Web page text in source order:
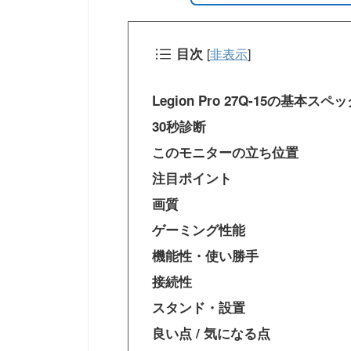
目次 [非表示]
Legion Pro 27Q-15の基本スペッ
30秒診断
このモニターの立ち位置
注目ポイント
画質
ゲーミング性能
機能性・使い勝手
接続性
スタンド・設置
良い点 / 気になる点